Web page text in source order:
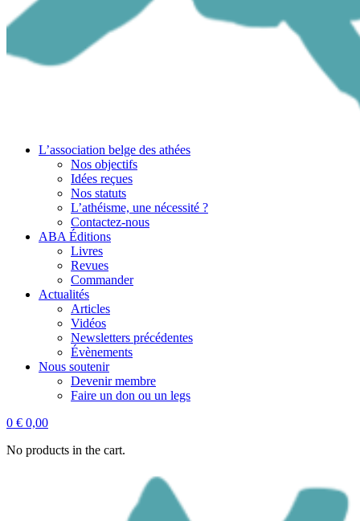
L’association belge des athées
Nos objectifs
Idées reçues
Nos statuts
L’athéisme, une nécessité ?
Contactez-nous
ABA Éditions
Livres
Revues
Commander
Actualités
Articles
Vidéos
Newsletters précédentes
Évènements
Nous soutenir
Devenir membre
Faire un don ou un legs
0 € 0,00
No products in the cart.